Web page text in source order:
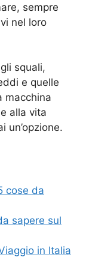
sempre
nel loro
squali,
e quelle
macchina
alla vita
un’opzione.
cose da
sapere sul
in Italia